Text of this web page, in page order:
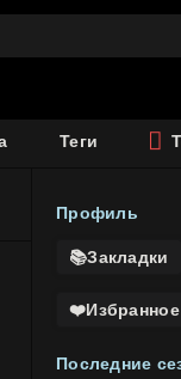
Теги
Профиль
📚Закладки
❤️Избранное
Последние